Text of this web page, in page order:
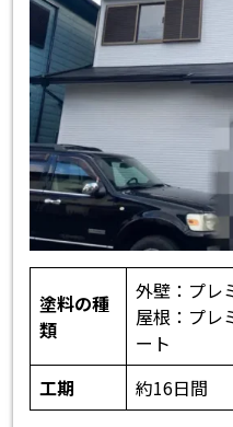
塗料の種
類
外壁：プレ
屋根：プレ
ート
工期
約16日間